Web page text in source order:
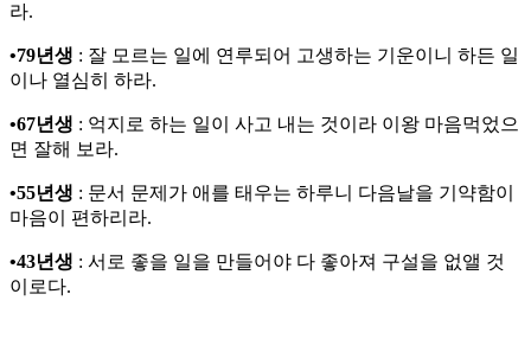
라.
•79년생 : 잘 모르는 일에 연루되어 고생하는 기운이니 하든 일
이나 열심히 하라.
•67년생 : 억지로 하는 일이 사고 내는 것이라 이왕 마음먹었으
면 잘해 보라.
•55년생 : 문서 문제가 애를 태우는 하루니 다음날을 기약함이
마음이 편하리라.
•43년생 : 서로 좋을 일을 만들어야 다 좋아져 구설을 없앨 것
이로다.